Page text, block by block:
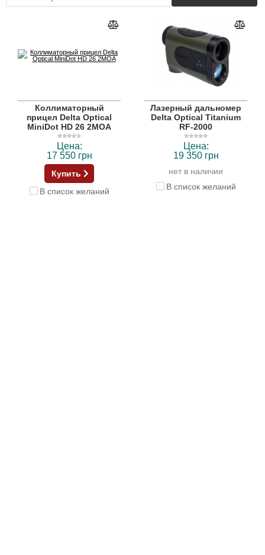
Коллиматорный
прицел Delta Optical
MiniDot HD 26 2МОА
Цена:
17 550 грн
Купить
В список желаний
Лазерный дальномер
Delta Optical Titanium
RF-2000
Цена:
19 350 грн
нет в наличии
В список желаний